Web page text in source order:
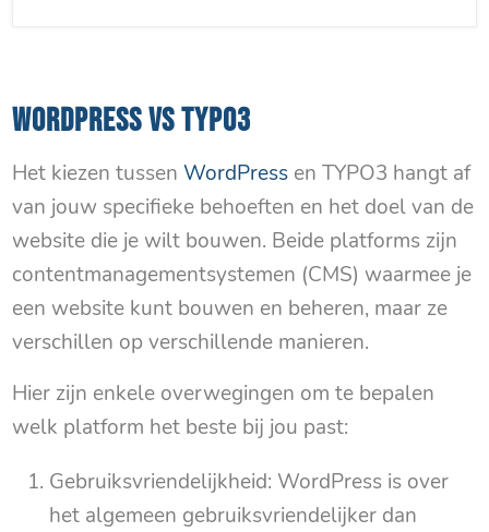
WORDPRESS VS TYPO3
Het kiezen tussenWordPress en TYPO3 hangt af
van jouw specifieke behoeften en het doel van de
website die je wilt bouwen. Beide platforms zijn
contentmanagementsystemen (CMS) waarmee je
een website kunt bouwen en beheren, maar ze
verschillen op verschillende manieren.
Hier zijn enkele overwegingen om te bepalen
welk platform het beste bij jou past:
Gebruiksvriendelijkheid: WordPress is over
het algemeen gebruiksvriendelijker dan